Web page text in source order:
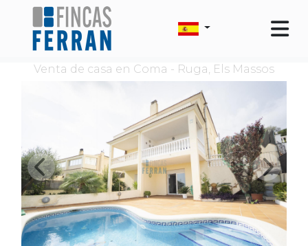
Venta de casa en Coma - Ruga, Els Massos